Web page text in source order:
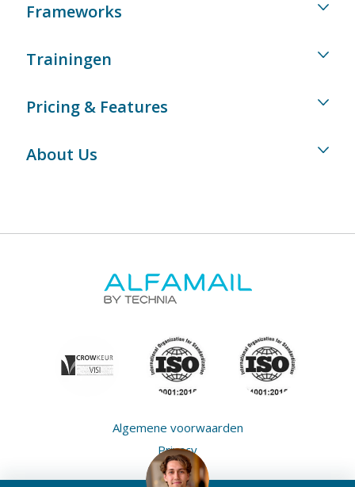
Frameworks
Trainingen
Pricing & Features
About Us
Algemene voorwaarden
Privacy
Cookies